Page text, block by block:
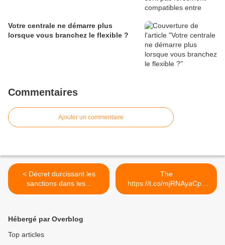
Votre centrale ne démarre plus
lorsque vous branchez le flexible ?
Commentaires
Ajouter un commentaire
< Décret durcissant les
sanctions dans les...
The
https://t.co/mjRNAyaCph
Daily est en ligne!... >
Hébergé par Overblog
Top articles